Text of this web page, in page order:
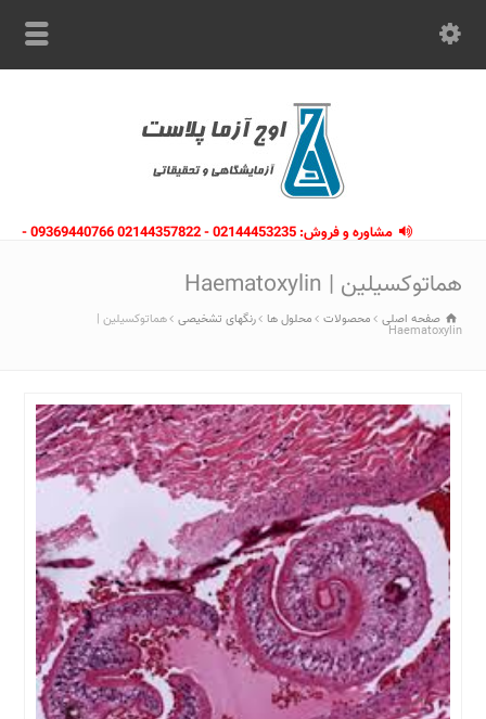
مشاوره و فروش: 02144453235 - 02144357822 09369440766 -
هماتوکسیلین | Haematoxylin
صفحه اصلی محصولات محلول ها رنگهای تشخیصی هماتوکسیلین |
Haematoxylin